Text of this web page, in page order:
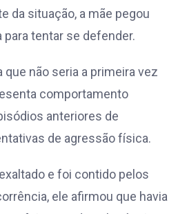
da situação, a mãe pegou
tentar se defender.
não seria a primeira vez
comportamento
anteriores de
de agressão física.
e foi contido pelos
ele afirmou que havia